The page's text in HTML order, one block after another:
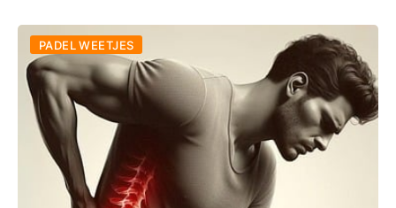
PADEL WEETJES